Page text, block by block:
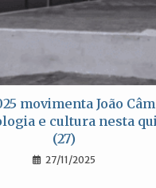
movimenta João
e cultura nesta
(27)
27/11/2025